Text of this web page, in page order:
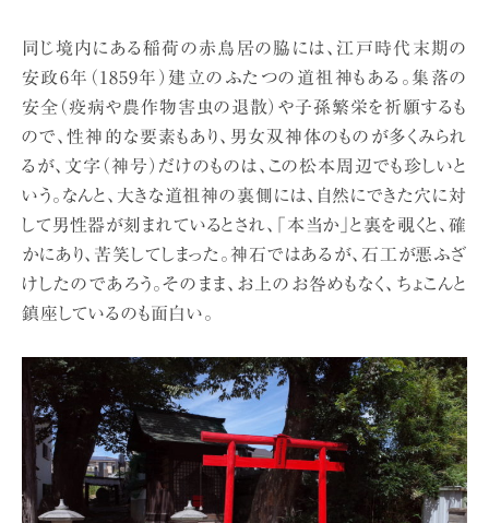
同じ境内にある稲荷の赤鳥居の脇には、江戸時代末期の
安政6年（1859年）建立のふたつの道祖神もある。集落の
安全（疫病や農作物害虫の退散）や子孫繁栄を祈願するも
ので、性神的な要素もあり、男女双神体のものが多くみられ
るが、文字（神号）だけのものは、この松本周辺でも珍しいと
いう。なんと、大きな道祖神の裏側には、自然にできた穴に対
して男性器が刻まれているとされ、「本当か」と裏を覗くと、確
かにあり、苦笑してしまった。神石ではあるが、石工が悪ふざ
けしたのであろう。そのまま、お上のお咎めもなく、ちょこんと
鎮座しているのも面白い。